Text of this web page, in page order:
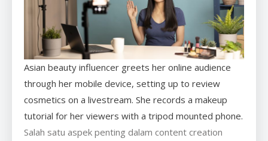
Asian beauty influencer greets her online audience
through her mobile device, setting up to review
cosmetics on a livestream. She records a makeup
tutorial for her viewers with a tripod mounted phone.
Salah satu aspek penting dalam content creation